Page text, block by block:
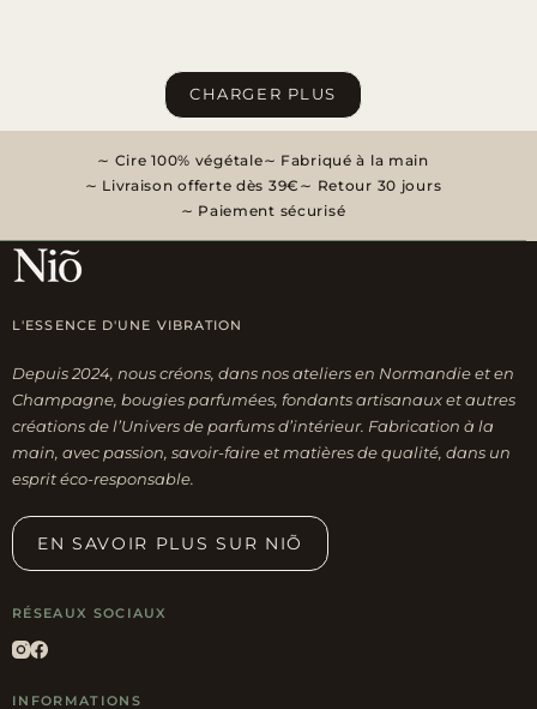
CHARGER PLUS
Cire 100% végétale
Fabriqué à la main
Livraison offerte dès 39€
Retour 30 jours
Paiement sécurisé
L'ESSENCE D'UNE VIBRATION
Depuis 2024, nous créons, dans nos ateliers en Normandie et en
Champagne, bougies parfumées, fondants artisanaux et autres
créations de l’Univers de parfums d’intérieur. Fabrication à la
main, avec passion, savoir-faire et matières de qualité, dans un
esprit éco-responsable.
EN SAVOIR PLUS SUR NIÕ
RÉSEAUX SOCIAUX
INFORMATIONS